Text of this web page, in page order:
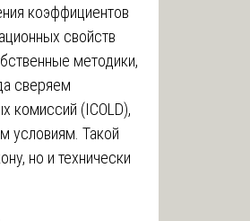
коэффициентов
свойств
методики,
сверяем
комиссий (ICOLD),
условиям. Такой
но и технически